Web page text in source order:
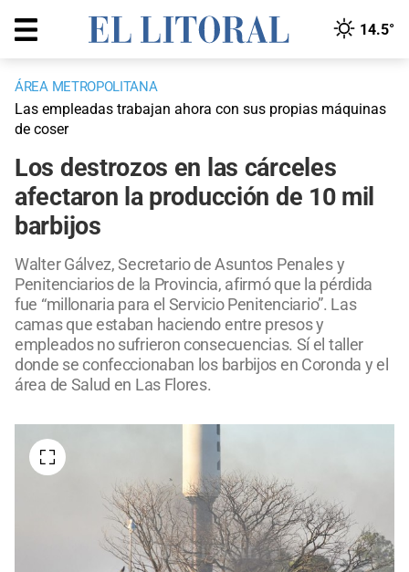
14.5°
ÁREA METROPOLITANA
Las empleadas trabajan ahora con sus propias máquinas
de coser
Los destrozos en las cárceles
afectaron la producción de 10 mil
barbijos
Walter Gálvez, Secretario de Asuntos Penales y
Penitenciarios de la Provincia, afirmó que la pérdida
fue “millonaria para el Servicio Penitenciario”. Las
camas que estaban haciendo entre presos y
empleados no sufrieron consecuencias. Sí el taller
donde se confeccionaban los barbijos en Coronda y el
área de Salud en Las Flores.